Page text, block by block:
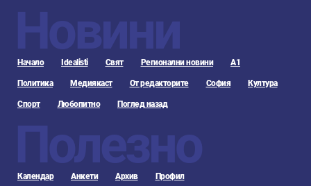
Новини
Начало Idealisti Свят Регионални новини А1
Политика Медиякаст От редакторите София Култура
Спорт Любопитно Поглед назад
Полезно
Календар Анкети Архив Профил